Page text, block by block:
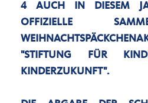
4 AUCH IN DIESEM
OFFIZIELLE
"STIFTUNG FÜR
KINDERZUKUNFT".